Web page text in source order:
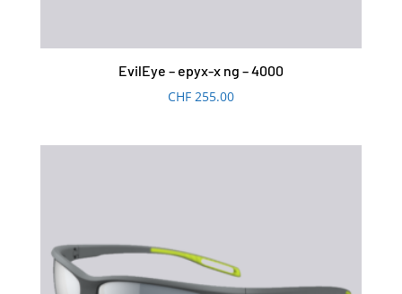
EvilEye – epyx-x ng – 4000
CHF255.00